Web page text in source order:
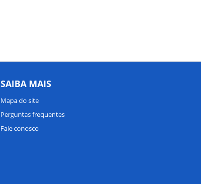
SAIBA MAIS
Mapa do site
Perguntas frequentes
Fale conosco